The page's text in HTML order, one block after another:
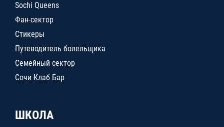
Sochi Queens
Фан-сектор
Стикеры
Путеводитель болельщика
Семейный сектор
Сочи Клаб Бар
ШКОЛА